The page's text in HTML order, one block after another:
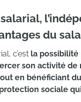
du
c’est la possibilité
son activité de
en bénéficiant
sociale